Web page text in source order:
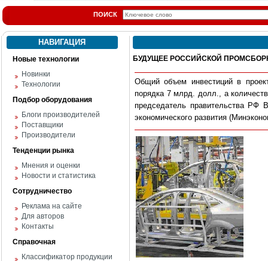
ПОИСК
НАВИГАЦИЯ
Новые технологии
Новинки
Технологии
Подбор оборудования
Блоги производителей
Поставщики
Производители
Тенденции рынка
Мнения и оценки
Новости и статистика
Сотрудничество
Реклама на сайте
Для авторов
Контакты
Справочная
Классификатор продукции
БУДУЩЕЕ РОССИЙСКОЙ
Общий объем инвестиций в
порядка 7 млрд. долл., а
председатель правительства РФ
экономического развития